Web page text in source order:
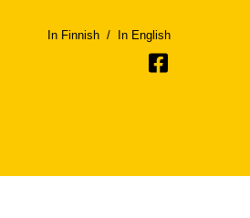
In Finnish / In English